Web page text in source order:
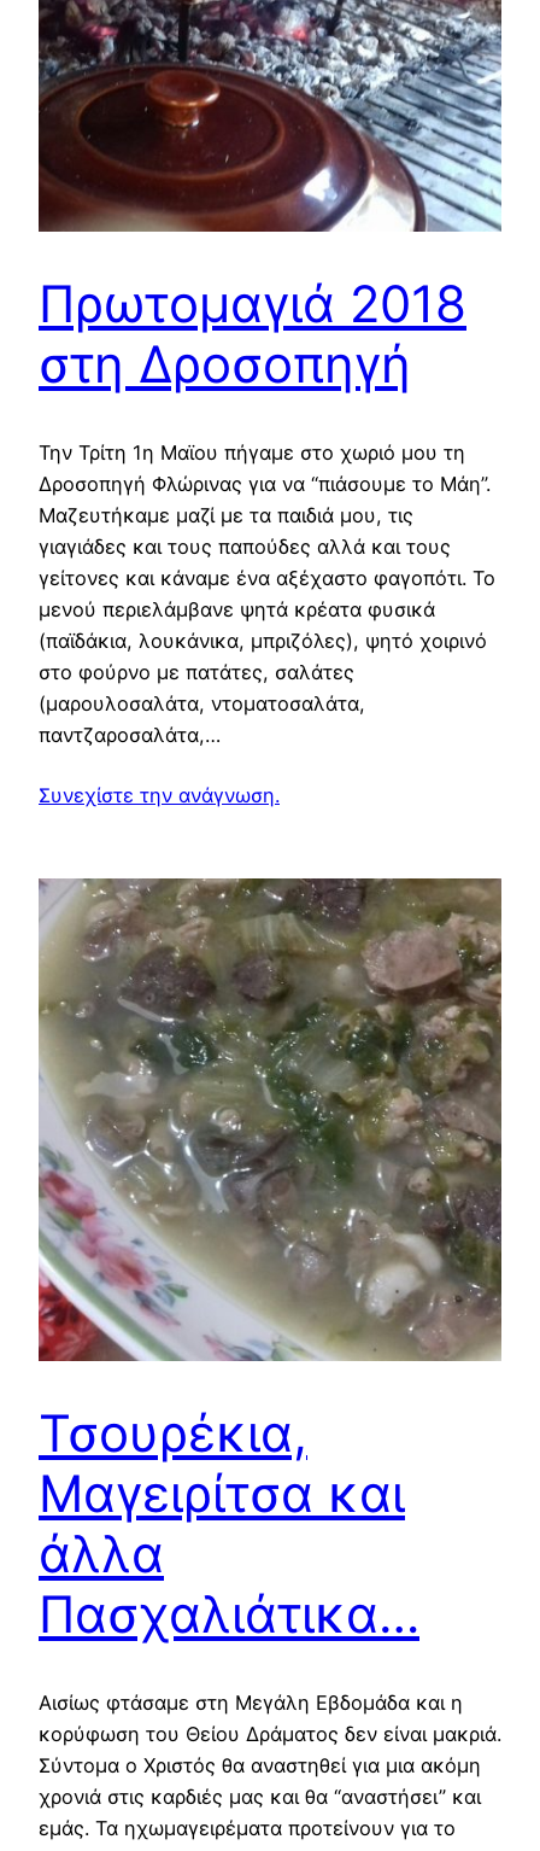
Πρωτομαγιά 2018
στη Δροσοπηγή
Την Τρίτη 1η Μαϊου πήγαμε στο χωριό μου τη
Δροσοπηγή Φλώρινας για να “πιάσουμε το Μάη”.
Μαζευτήκαμε μαζί με τα παιδιά μου, τις
γιαγιάδες και τους παπούδες αλλά και τους
γείτονες και κάναμε ένα αξέχαστο φαγοπότι. Το
μενού περιελάμβανε ψητά κρέατα φυσικά
(παϊδάκια, λουκάνικα, μπριζόλες), ψητό χοιρινό
στο φούρνο με πατάτες, σαλάτες
(μαρουλοσαλάτα, ντοματοσαλάτα,
παντζαροσαλάτα,…
Συνεχίστε την ανάγνωση.
Τσουρέκια,
Μαγειρίτσα και
άλλα
Πασχαλιάτικα…
Αισίως φτάσαμε στη Μεγάλη Εβδομάδα και η
κορύφωση του Θείου Δράματος δεν είναι μακριά.
Σύντομα ο Χριστός θα αναστηθεί για μια ακόμη
χρονιά στις καρδιές μας και θα “αναστήσει” και
εμάς. Τα ηχωμαγειρέματα προτείνουν για το